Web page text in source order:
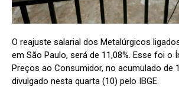
O reajuste salarial dos Metalúrgicos
em São Paulo, será de 11,08%. Esse foi o
Preços ao Consumidor, no acumulado de
divulgado nesta quarta (10) pelo IBGE.